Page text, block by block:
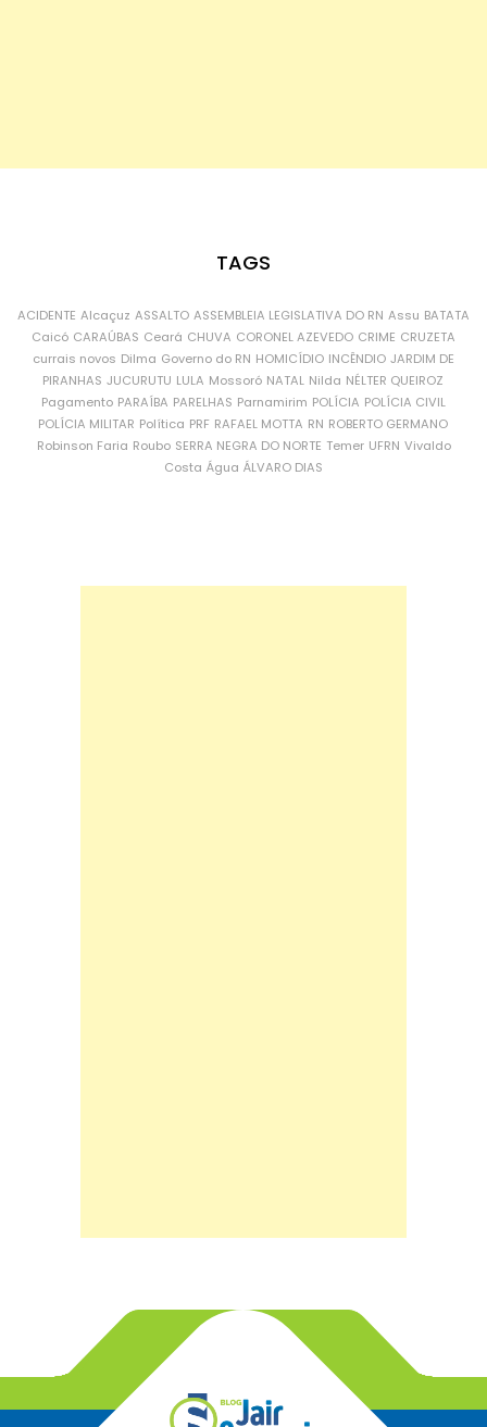
TAGS
ACIDENTE Alcaçuz ASSALTO ASSEMBLEIA LEGISLATIVA DO RN Assu BATATA
Caicó CARAÚBAS Ceará CHUVA CORONEL AZEVEDO CRIME CRUZETA
currais novos Dilma Governo do RN HOMICÍDIO INCÊNDIO JARDIM DE
PIRANHAS JUCURUTU LULA Mossoró NATAL Nilda NÉLTER QUEIROZ
Pagamento PARAÍBA PARELHAS Parnamirim POLÍCIA POLÍCIA CIVIL
POLÍCIA MILITAR Política PRF RAFAEL MOTTA RN ROBERTO GERMANO
Robinson Faria Roubo SERRA NEGRA DO NORTE Temer UFRN Vivaldo
Costa Água ÁLVARO DIAS